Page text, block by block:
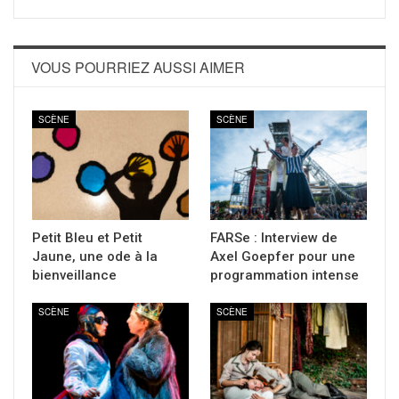
VOUS POURRIEZ AUSSI AIMER
SCÈNE
Petit Bleu et Petit
Jaune, une ode à la
bienveillance
SCÈNE
FARSe : Interview de
Axel Goepfer pour une
programmation intense
SCÈNE SCÈNE